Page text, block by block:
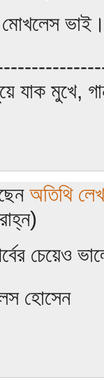
মোখলেস
যাক মুখে,
অতিথি
চেয়েও
হোসেন